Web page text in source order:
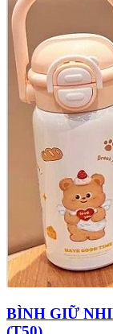
BÌNH GIỮ